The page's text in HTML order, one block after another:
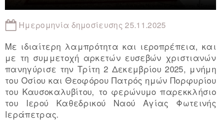
Ημερομηνία δημοσίευσης 25.11.2025
Με ιδιαίτερη λαμπρότητα και ιεροπρέπεια, και
με τη συμμετοχή αρκετών ευσεβών χριστιανών
πανηγύρισε την Τρίτη 2 Δεκεμβρίου 2025, μνήμη
του Οσίου και Θεοφόρου Πατρός ημών Πορφυρίου
του Καυσοκαλυβίτου, το φερώνυμο παρεκκλήσιο
του Ιερού Καθεδρικού Ναού Αγίας Φωτεινής
Ιεράπετρας.